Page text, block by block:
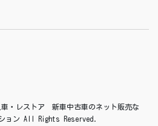
・レストア 新車中古車のネット販売な
ション All Rights Reserved.